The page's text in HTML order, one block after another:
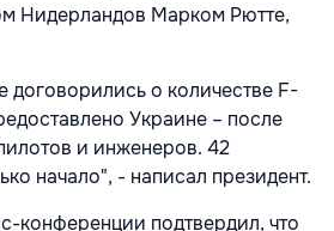
Нидерландов Марком Рютте,
о количестве F-
Украине – после
и инженеров. 42
начало", - написал президент.
конференции подтвердил, что